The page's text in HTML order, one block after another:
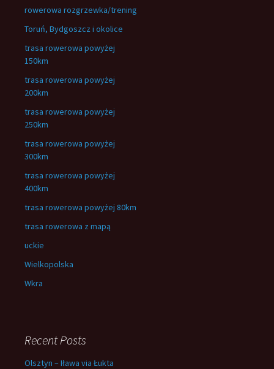
rowerowa rozgrzewka/trening
Toruń, Bydgoszcz i okolice
trasa rowerowa powyżej
150km
trasa rowerowa powyżej
200km
trasa rowerowa powyżej
250km
trasa rowerowa powyżej
300km
trasa rowerowa powyżej
400km
trasa rowerowa powyżej 80km
trasa rowerowa z mapą
uckie
Wielkopolska
Wkra
Recent Posts
Olsztyn – Iława via Łukta